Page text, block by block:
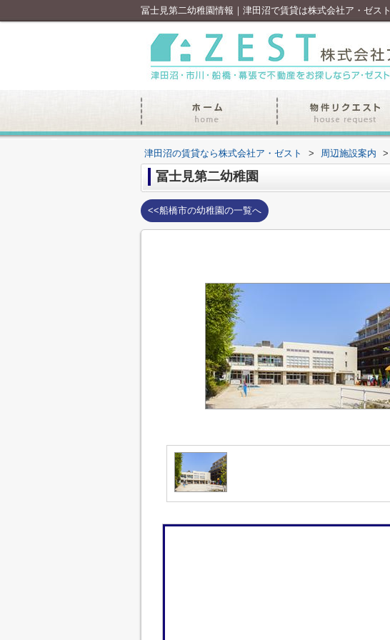
冨士見第二幼稚園情報｜津田沼で賃貸は株式会社ア・ゼスト
津田沼の賃貸なら株式会社ア・ゼスト > 周辺施設案内 >
冨士見第二幼稚園
<<船橋市の幼稚園の一覧へ